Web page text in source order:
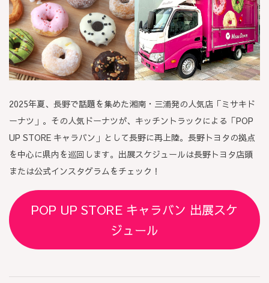
2025年夏、長野で話題を集めた湘南・三浦発の人気店「ミサキド
ーナツ」。その人気ドーナツが、キッチントラックによる「POP
UP STORE キャラバン」として長野に再上陸。長野トヨタの拠点
を中心に県内を巡回します。出展スケジュールは長野トヨタ店頭
または公式インスタグラムをチェック！
POP UP STORE キャラバン 出展スケ
ジュール